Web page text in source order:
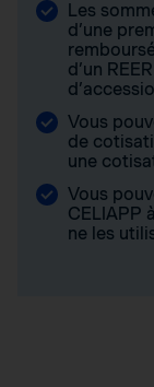
Les
d’une
d’un
Vous
de
une
Vous
CELIAPP
ne les